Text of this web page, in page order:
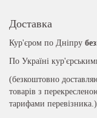
Доставка
Кур'єром по Дніпру
По Україні
(безкоштовно
товарів з
тарифами перевізника.)